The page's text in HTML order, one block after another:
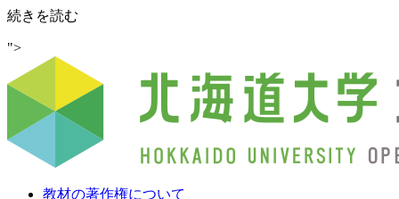
続きを読む
モ
デ
科
学
表
">
教材の著作権について